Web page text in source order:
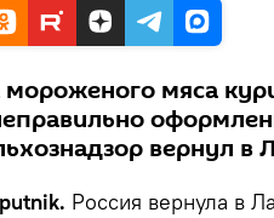
мороженого мяса
вернул в
Россия вернула в